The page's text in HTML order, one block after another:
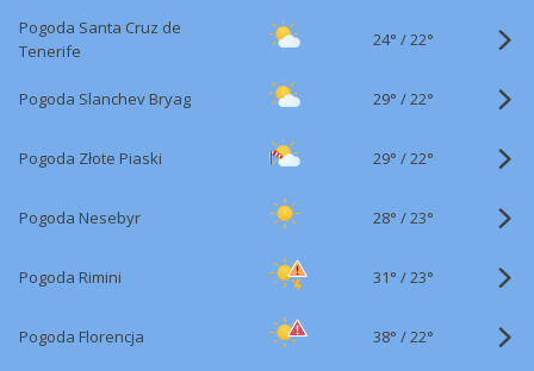
Pogoda Santa Cruz de
Tenerife
24° /22°
Pogoda Slanchev Bryag 29° /22°
Pogoda Złote Piaski 29° /22°
Pogoda Nesebyr 28° /23°
Pogoda Rimini 31° /23°
Pogoda Florencja 38° /22°